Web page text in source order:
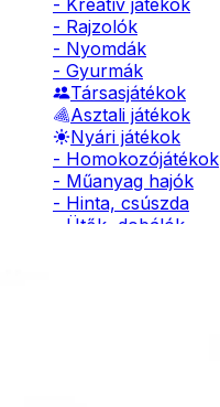
- Kreatív játékok
- Rajzolók
- Nyomdák
- Gyurmák
Társasjátékok
Asztali játékok
Nyári játékok
- Homokozójátékok
- Műanyag hajók
- Hinta, csúszda
- Ütők, dobálók